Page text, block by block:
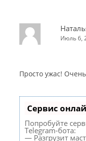
Июль 6,
Просто ужас!
Сервис
Попробуйте
Telegram-бота:
— Разгрузит